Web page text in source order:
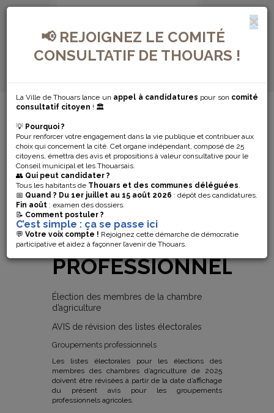
📢 REJOIGNEZ LE COMITÉ
CONSULTATIF DE THOUARS !
La Ville de Thouars lance un appel à candidatures pour son comité
consultatif citoyen ! 🏛️
💡 Pourquoi ?
Pour renforcer votre engagement dans la vie publique et contribuer aux
choix qui concernent la cité. Cet organe indépendant, composé de 25
citoyens, émettra des avis et propositions à valeur consultative pour le
Conseil municipal et les Thouarsais.
👥 Qui peut candidater ?
Tous les habitants de Thouars et des communes déléguées.
📅 Quand ? Du 1er juillet au 15 août 2026 : dépôt des candidatures.
Fin août : examen des dossiers.
📝 Comment postuler ?
C’est simple : ça se passe ici
💬 Votre voix compte ! Rejoignez cette démarche de démocratie
participative et aidez à façonner l’avenir de Thouars.
MENU DE NAVIGATION...
ÉLECTION DES
MEMBRES DE
LA CHAMBRE
D’AGRICULTURE
GROUPEMENTS
PROFESSIONNELS
Élection des membres de la chambre
d’agriculture
AVIS de révision des listes électorales
Groupements professionnels
Les listes électorales pour les élections des
membres des chambres d’agriculture de 2025
doivent être révisées à partir de la date d’affichage
du présent avis pour les groupements
professionnels agricoles.